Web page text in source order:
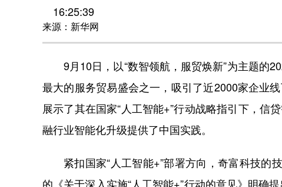
16:25:39
来源：新华网
9月10日，以“数智领航，服贸焕新”为主题的
最大的服务贸易盛会之一，吸引了近2000家企业
展示了其在国家“人工智能+”行动战略指引下，信
融行业智能化升级提供了中国实践。
紧扣国家“人工智能+”部署方向，奇富科技的
的《关于深入实施“人工智能+”行动的意见》明确